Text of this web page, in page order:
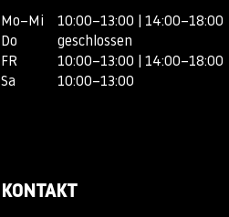
Mo–Mi
Do
FR
Sa
10:00–13:00 | 14:00–18:00
geschlossen
10:00–13:00 | 14:00–18:00
10:00–13:00
KONTAKT